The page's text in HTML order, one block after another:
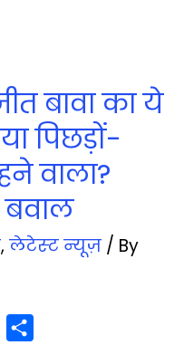
बावा का ये
पिछड़ों-
वाला?
, लेटेस्‍ट न्‍यूज़ / By